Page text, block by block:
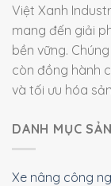
Việt Xanh
mang đến giải
bền vững.
còn đồng hành
và tối ưu hóa
DANH MỤC
Xe nâng công